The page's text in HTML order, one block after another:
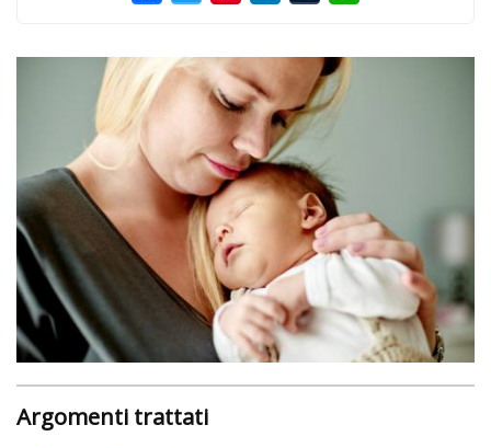
Argomenti trattati